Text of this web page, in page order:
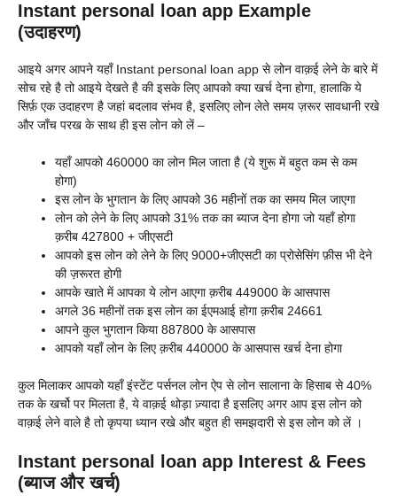
Instant personal loan app Example
(उदाहरण)
आइये अगर आपने यहाँ Instant personal loan app से लोन वाक़ई लेने के बारे में
सोच रहे है तो आइये देखते है की इसके लिए आपको क्या खर्च देना होगा, हालाकि ये
सिर्फ़ एक उदाहरण है जहां बदलाव संभव है, इसलिए लोन लेते समय ज़रूर सावधानी रखे
और जाँच परख के साथ ही इस लोन को लें –
यहाँ आपको 460000 का लोन मिल जाता है (ये शुरू में बहुत कम से कम
होगा)
इस लोन के भुगतान के लिए आपको 36 महीनों तक का समय मिल जाएगा
लोन को लेने के लिए आपको 31% तक का ब्याज देना होगा जो यहाँ होगा
क़रीब 427800 + जीएसटी
आपको इस लोन को लेने के लिए 9000+जीएसटी का प्रोसेसिंग फ़ीस भी देने
की ज़रूरत होगी
आपके खाते में आपका ये लोन आएगा क़रीब 449000 के आसपास
अगले 36 महीनों तक इस लोन का ईएमआई होगा क़रीब 24661
आपने कुल भुगतान किया 887800 के आसपास
आपको यहाँ लोन के लिए क़रीब 440000 के आसपास खर्च देना होगा
कुल मिलाकर आपको यहाँ इंस्टेंट पर्सनल लोन ऐप से लोन सालाना के हिसाब से 40%
तक के खर्चो पर मिलता है, ये वाक़ई थोड़ा ज़्यादा है इसलिए अगर आप इस लोन को
वाक़ई लेने वाले है तो कृपया ध्यान रखे और बहुत ही समझदारी से इस लोन को लें ।
Instant personal loan app Interest & Fees
(ब्याज और खर्च)